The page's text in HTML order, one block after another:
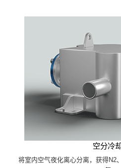
空分冷
将室内空气夜化离心分离，获得N2